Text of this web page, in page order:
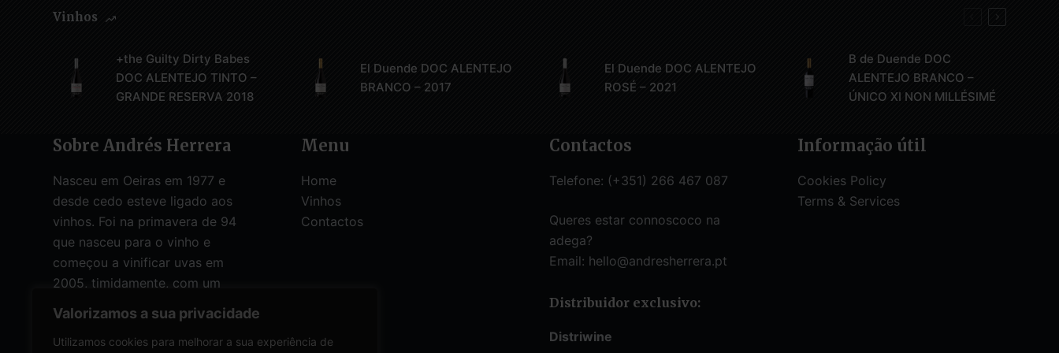
Valorizamos a sua privacidade
Utilizamos cookies para melhorar a sua experiência de
Vinhos
+the Guilty Dirty Babes
DOC ALENTEJO TINTO –
GRANDE RESERVA 2018
El Duende DOC ALENTEJO
BRANCO – 2017
El Duende DOC ALENTEJO
ROSÉ – 2021
B de Duende DOC
ALENTEJO BRANCO –
ÚNICO XI NON MILLÉSIMÉ
Sobre Andrés Herrera
Nasceu em Oeiras em 1977 e
desde cedo esteve ligado aos
vinhos. Foi na primavera de 94
que nasceu para o vinho e
começou a vinificar uvas em
2005, timidamente, com um
pequeno projeto pessoal:
experimentalistas. Após 6 anos de
Menu
Home
Vinhos
Contactos
Contactos
Telefone: (+351) 266 467 087
Queres estar connoscoco na
adega?
Email: hello@andresherrera.pt
Distribuidor exclusivo:
Distriwine
Informação útil
Cookies Policy
Terms & Services